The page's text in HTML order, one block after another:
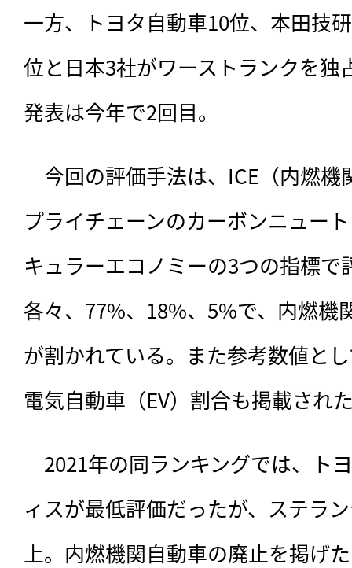
一方、トヨタ自動車10位、本田技
位と日本3社がワーストランクを独
発表は今年で2回目。
今回の評価手法は、 ICE（内燃機
プライチェーンのカーボンニュー
キュラーエコノミーの3つの指標
各々、77%、18%、5%で、内燃機
が割かれている。また参考数値と
電気自動車（EV）割合も掲載され
2021年の同ランキングでは、ト
ィスが最低評価だったが、ステラ
上。内燃機関自動車の廃止を掲げ